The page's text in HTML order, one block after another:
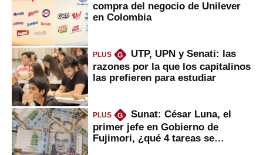
compra del negocio de Unilever
en Colombia
PLUS G
UTP, UPN y Senati: las
razones por la que los capitalinos
las prefieren para estudiar
PLUS G
Sunat: César Luna, el
primer jefe en Gobierno de
Fujimori, ¿qué 4 tareas se